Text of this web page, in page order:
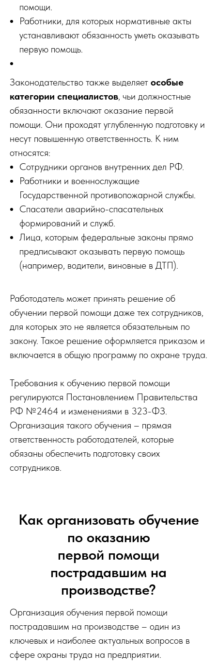
помощи.
Работники, для которых нормативные акты
устанавливают обязанность уметь оказывать
первую помощь.
Законодательство также выделяет особые
категории специалистов, чьи должностные
обязанности включают оказание первой
помощи. Они проходят углубленную подготовку и
несут повышенную ответственность. К ним
относятся:
Сотрудники органов внутренних дел РФ.
Работники и военнослужащие
Государственной противопожарной службы.
Спасатели аварийно-спасательных
формирований и служб.
Лица, которым федеральные законы прямо
предписывают оказывать первую помощь
(например, водители, виновные в ДТП).
Работодатель может принять решение об
обучении первой помощи даже тех сотрудников,
для которых это не является обязательным по
закону. Такое решение оформляется приказом и
включается в общую программу по охране труда.
Требования к обучению первой помощи
регулируются Постановлением Правительства
РФ №2464 и изменениями в 323-ФЗ.
Организация такого обучения – прямая
ответственность работодателей, которые
обязаны обеспечить подготовку своих
сотрудников.
Как организовать обучение
по оказанию
первой помощи
пострадавшим на
производстве?
Организация обучения первой помощи
пострадавшим на производстве – один из
ключевых и наиболее актуальных вопросов в
сфере охраны труда на предприятии.